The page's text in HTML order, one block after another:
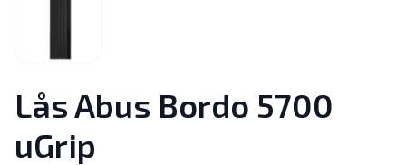
Lås Abus Bordo 5700
uGrip